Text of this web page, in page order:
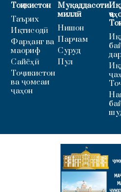
Тоҷикистон
Таърих
Иқтисодӣ
Фарҳанг ва
маориф
Сайёҳӣ
Тоҷикистон
ва ҷомеаи
ҷаҳон
Муқаддасоти
миллӣ
Нишон
Парчам
Суруд
Пул